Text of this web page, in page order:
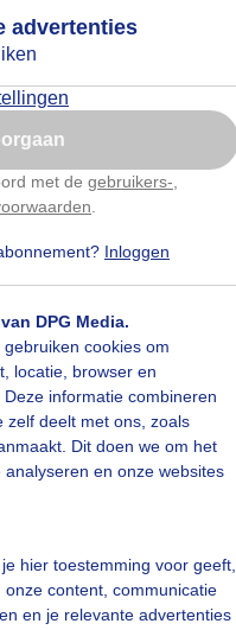
advertenties
met de gebruikers-
Inloggen
DPG Media.
cookies om
locatie, browser en
informatie combineren
zelf deelt met ons, zoals
Dit doen we om het
en onze websites
hier toestemming voor geeft,
content, communicatie
en je relevante advertenties
geduld aub...
#fietsers
#kiters #kurkdroog
#mist
#strakblauwelucht
Mijn weer
deze toestemming
wordt.
de popup
later
niet elke dag deze pop-up
aan te passen